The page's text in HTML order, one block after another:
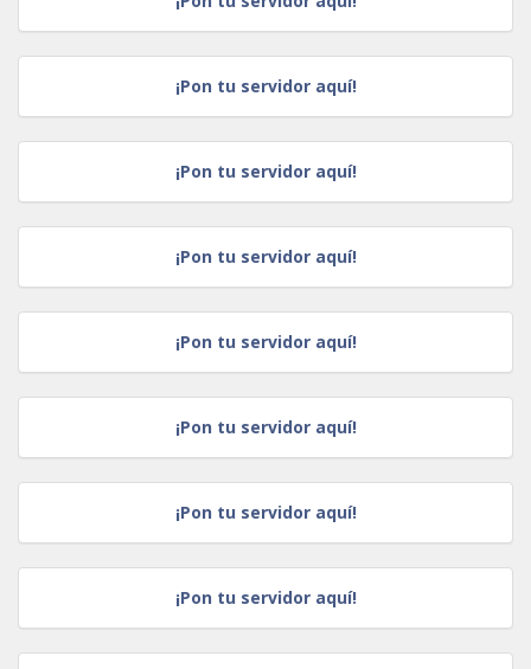
¡Pon tu servidor aquí!
¡Pon tu servidor aquí!
¡Pon tu servidor aquí!
¡Pon tu servidor aquí!
¡Pon tu servidor aquí!
¡Pon tu servidor aquí!
¡Pon tu servidor aquí!